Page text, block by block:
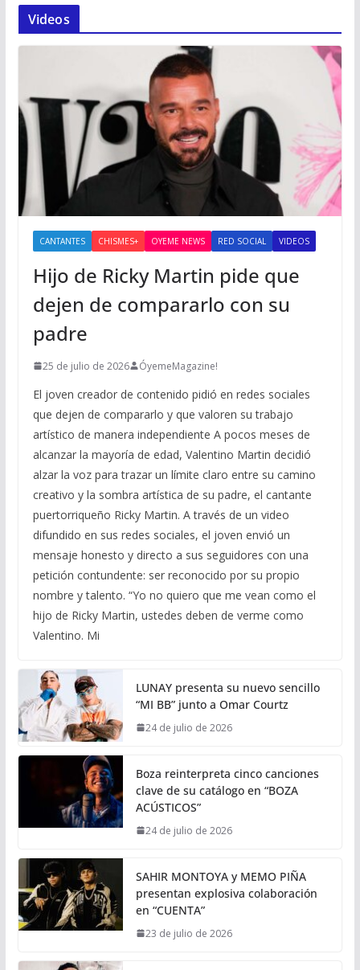
Videos
CANTANTES CHISMES+ OYEME NEWS RED SOCIAL VIDEOS
Hijo de Ricky Martin pide que
dejen de compararlo con su
padre
25 de julio de 2026 ÓyemeMagazine!
El joven creador de contenido pidió en redes sociales
que dejen de compararlo y que valoren su trabajo
artístico de manera independiente A pocos meses de
alcanzar la mayoría de edad, Valentino Martin decidió
alzar la voz para trazar un límite claro entre su camino
creativo y la sombra artística de su padre, el cantante
puertorriqueño Ricky Martin. A través de un video
difundido en sus redes sociales, el joven envió un
mensaje honesto y directo a sus seguidores con una
petición contundente: ser reconocido por su propio
nombre y talento. “Yo no quiero que me vean como el
hijo de Ricky Martin, ustedes deben de verme como
Valentino. Mi
LUNAY presenta su nuevo sencillo
“MI BB” junto a Omar Courtz
24 de julio de 2026
Boza reinterpreta cinco canciones
clave de su catálogo en “BOZA
ACÚSTICOS”
24 de julio de 2026
SAHIR MONTOYA y MEMO PIÑA
presentan explosiva colaboración
en “CUENTA”
23 de julio de 2026